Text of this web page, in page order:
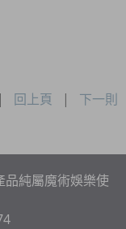
回上頁 | 下一則
品純屬魔術娛樂使